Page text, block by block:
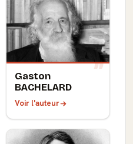
Gaston
BACHELARD
Voir l'auteur